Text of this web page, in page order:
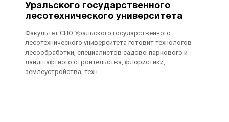
Уральского государственного
лесотехнического университета
Факультет СПО Уральского государственного
лесотехнического университета готовит технологов
лесообработки, специалистов садово-паркового и
ландшафтного строительства, флористики,
землеустройства, техн...